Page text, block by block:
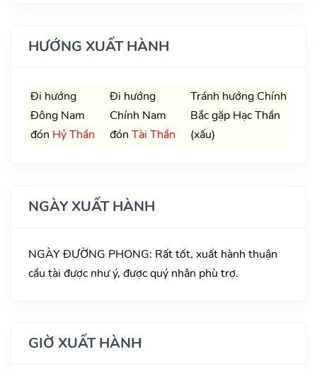
HƯỚNG XUẤT HÀNH
Đi hướng
Đông Nam
đón Hỷ Thần
Đi hướng
Chính Nam
đón Tài Thần
Tránh hướng Chính
Bắc gặp Hạc Thần
(xấu)
NGÀY XUẤT HÀNH
NGÀY ĐƯỜNG PHONG: Rất tốt, xuất hành thuận
cầu tài được như ý, được quý nhân phù trợ.
GIỜ XUẤT HÀNH